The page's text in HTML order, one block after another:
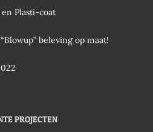
Plasti-coat
beleving op maat!
PROJECTEN